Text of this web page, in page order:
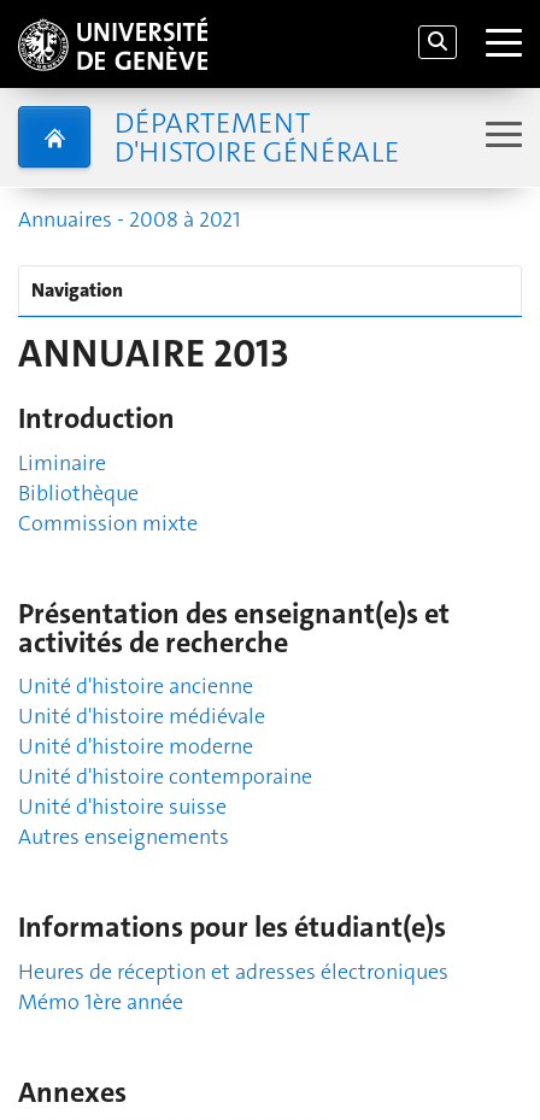
DÉPARTEMENT
D'HISTOIRE GÉNÉRALE
Annuaires - 2008 à 2021
Navigation
ANNUAIRE 2013
Introduction
Liminaire
Bibliothèque
Commission mixte
Présentation des enseignant(e)s et
activités de recherche
Unité d'histoire ancienne
Unité d'histoire médiévale
Unité d'histoire moderne
Unité d'histoire contemporaine
Unité d'histoire suisse
Autres enseignements
Informations pour les étudiant(e)s
Heures de réception et adresses électroniques
Mémo 1ère année
Annexes